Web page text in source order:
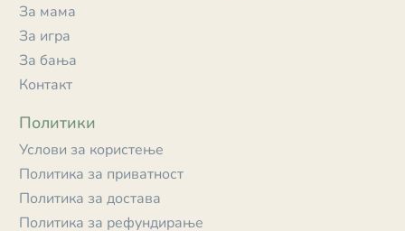
За мама
За игра
За бања
Контакт
Политики
Услови за користење
Политика за приватност
Политика за достава
Политика за рефундирање